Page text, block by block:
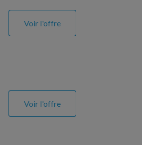
Voir l'offre
Voir l'offre